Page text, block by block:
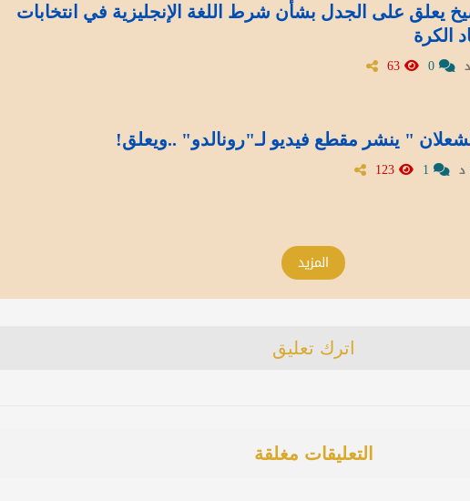
يعلق على الجدل بشأن شرط اللغة الإنجليزية في انتخابات
الكرة
" ينشر مقطع فيديو لـ"رونالدو" ..ويعلق!
المزيد
اترك تعليق
التعليقات مغلقة